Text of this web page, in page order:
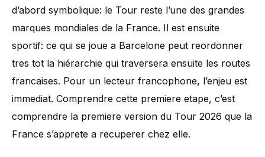
d’abord symbolique: le Tour reste l’une des grandes
marques mondiales de la France. Il est ensuite
sportif: ce qui se joue a Barcelone peut reordonner
tres tot la hiérarchie qui traversera ensuite les routes
francaises. Pour un lecteur francophone, l’enjeu est
immediat. Comprendre cette premiere etape, c’est
comprendre la premiere version du Tour 2026 que la
France s’apprete a recuperer chez elle.